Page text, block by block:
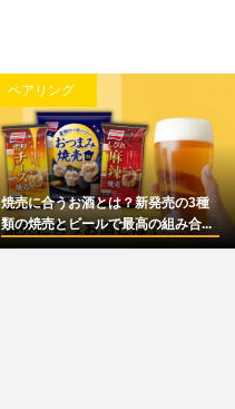
ペアリング
焼売に合うお酒とは？新発売の3種
類の焼売とビールで最高の組み合...